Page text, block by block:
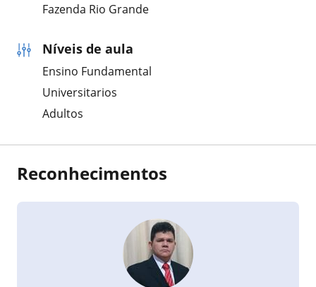
Fazenda Rio Grande
Níveis de aula
Ensino Fundamental
Universitarios
Adultos
Reconhecimentos